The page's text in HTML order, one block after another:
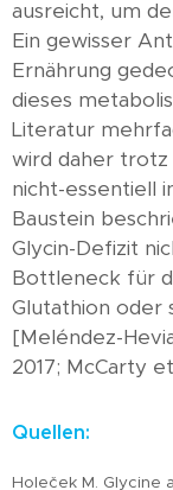
ausreicht, um
Ein gewisser
Ernährung
dieses
Literatur
wird daher trotz
nicht-essentiell
Baustein
Glycin-Defizit
Bottleneck für
Glutathion oder
[Meléndez-
2017; McCarty
Quellen:
Holeček M. Glycine